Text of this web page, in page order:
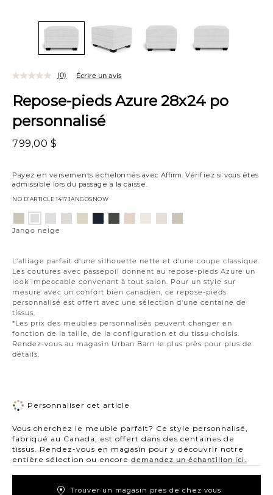
Repose-pieds Azure 28x24 po
personnalisé
799,00 $
Payez en versements échelonnés avec Affirm. Vérifiez si vous êtes
admissible lors du passage à la caisse.
NO D’ARTICLE1417JANGOSNOW
L'alliage parfait d'une silhouette nette et d'une coupe classique.
Les coutures avec passepoil donnent au repose-pieds Azure un
look impeccable convenant à tout salon. Pour un style sur
mesure avec un confort bien canadien, ce repose-pieds
personnalisé est offert avec une sélection d'une centaine de
tissus.
*Les prix des meubles personnalisés peuvent changer en
fonction de la taille, de la configuration et du tissu choisis.
Rendez-vous au magasin Urban Barn le plus près pour plus de
détails.
(0) Écrire un avis
Variations
platineneigeargenture
Jango neige
Personnaliser cet article
Vous cherchez le meuble parfait? Ce style personnalisé,
fabriqué au Canada, est offert dans des centaines de
tissus. Rendez-vous en magasin pour y découvrir notre
entière sélection ou encore demandez un échantillon ici.
Trouver un magasin près de chez vous